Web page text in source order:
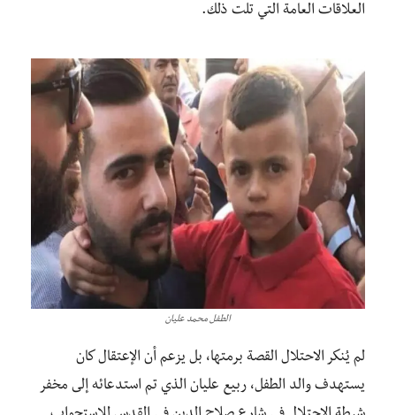
العلاقات العامة التي تلت ذلك.
الطفل محمد عليان
لم يُنكر الاحتلال القصة برمتها، بل يزعم أن الإعتقال كان
يستهدف والد الطفل، ربيع عليان الذي تم استدعائه إلى مخفر